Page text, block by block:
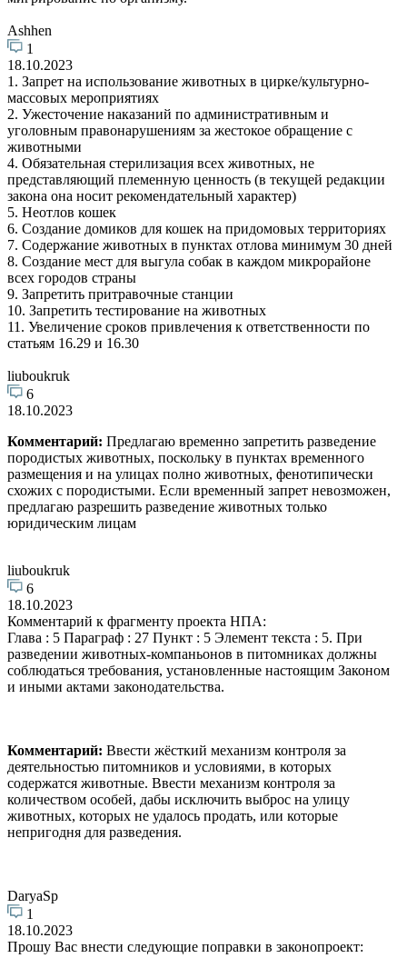
Ashhen
1
18.10.2023
1. Запрет на использование животных в цирке/культурно-
массовых мероприятиях
2. Ужесточение наказаний по административным и
уголовным правонарушениям за жестокое обращение с
животными
4. Обязательная стерилизация всех животных, не
представляющий племенную ценность (в текущей редакции
закона она носит рекомендательный характер)
5. Неотлов кошек
6. Создание домиков для кошек на придомовых территориях
7. Содержание животных в пунктах отлова минимум 30 дней
8. Создание мест для выгула собак в каждом микрорайоне
всех городов страны
9. Запретить притравочные станции
10. Запретить тестирование на животных
11. Увеличение сроков привлечения к ответственности по
статьям 16.29 и 16.30
liuboukruk
6
18.10.2023
Комментарий: Предлагаю временно запретить разведение
породистых животных, поскольку в пунктах временного
размещения и на улицах полно животных, фенотипически
схожих с породистыми. Если временный запрет невозможен,
предлагаю разрешить разведение животных только
юридическим лицам
liuboukruk
6
18.10.2023
Комментарий к фрагменту проекта НПА:
Глава : 5 Параграф : 27 Пункт : 5 Элемент текста : 5. При
разведении животных-компаньонов в питомниках должны
соблюдаться требования, установленные настоящим Законом
и иными актами законодательства.
Комментарий: Ввести жёсткий механизм контроля за
деятельностью питомников и условиями, в которых
содержатся животные. Ввести механизм контроля за
количеством особей, дабы исключить выброс на улицу
животных, которых не удалось продать, или которые
непригодня для разведения.
DaryaSp
1
18.10.2023
Прошу Вас внести следующие поправки в законопроект: